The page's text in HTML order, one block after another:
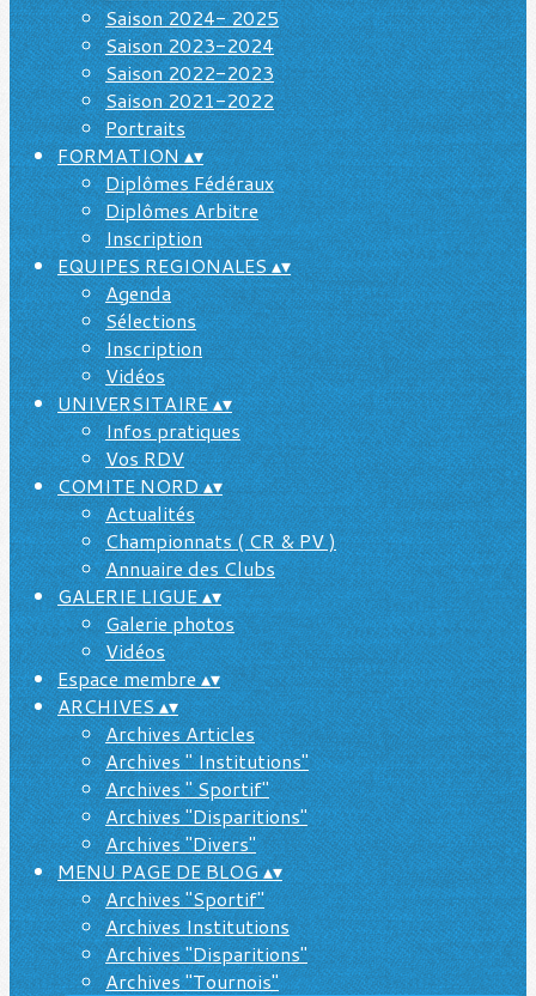
Saison 2024- 2025
Saison 2023-2024
Saison 2022-2023
Saison 2021-2022
Portraits
FORMATION▴▾
Diplômes Fédéraux
Diplômes Arbitre
Inscription
EQUIPES REGIONALES▴▾
Agenda
Sélections
Inscription
Vidéos
UNIVERSITAIRE▴▾
Infos pratiques
Vos RDV
COMITE NORD▴▾
Actualités
Championnats ( CR & PV )
Annuaire des Clubs
GALERIE LIGUE▴▾
Galerie photos
Vidéos
Espace membre▴▾
ARCHIVES▴▾
Archives Articles
Archives " Institutions"
Archives " Sportif"
Archives "Disparitions"
Archives "Divers"
MENU PAGE DE BLOG▴▾
Archives "Sportif"
Archives Institutions
Archives "Disparitions"
Archives "Tournois"